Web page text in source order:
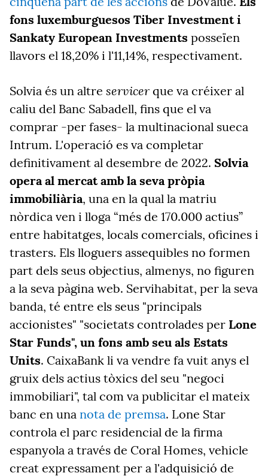
fons luxemburguesos Tiber Investment i
Sankaty European Investments posseïen
llavors el 18,20% i l'11,14%, respectivament.
Solvia és un altre servicer que va créixer al
caliu del Banc Sabadell, fins que el va
comprar -per fases- la multinacional sueca
Intrum. L'operació es va completar
definitivament al desembre de 2022. Solvia
opera al mercat amb la seva pròpia
immobiliària, una en la qual la matriu
nòrdica ven i lloga “més de 170.000 actius”
entre habitatges, locals comercials, oficines i
trasters. Els lloguers assequibles no formen
part dels seus objectius, almenys, no figuren
a la seva pàgina web. Servihabitat, per la seva
banda, té entre els seus "principals
accionistes" "societats controlades per Lone
Star Funds", un fons amb seu als Estats
Units. CaixaBank li va vendre fa vuit anys el
gruix dels actius tòxics del seu "negoci
immobiliari", tal com va publicitar el mateix
banc en una nota de premsa. Lone Star
controla el parc residencial de la firma
espanyola a través de Coral Homes, vehicle
creat expressament per a l'adquisició de